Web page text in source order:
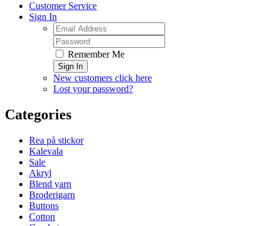
Customer Service
Sign In
Remember Me
Sign In
New customers click here
Lost your password?
Categories
Rea på stickor
Kalevala
Sale
Akryl
Blend yarn
Broderigarn
Buttons
Cotton